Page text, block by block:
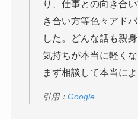
り、仕事との向き合
き合い方等色々アド
した。どんな話も親
気持ちが本当に軽く
まず相談して本当によ
引用： Google